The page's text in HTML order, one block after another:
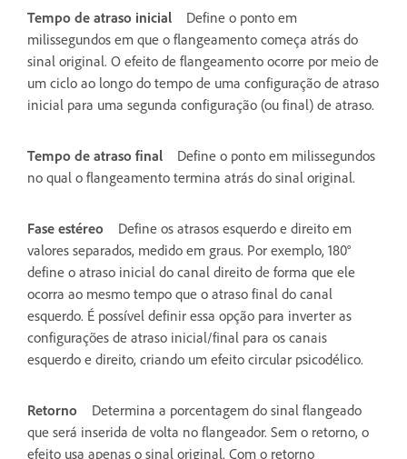
Tempo de atraso inicial
Define o ponto em
milissegundos em que o flangeamento começa atrás do
sinal original. O efeito de flangeamento ocorre por meio de
um ciclo ao longo do tempo de uma configuração de atraso
inicial para uma segunda configuração (ou final) de atraso.
Tempo de atraso final
Define o ponto em milissegundos
no qual o flangeamento termina atrás do sinal original.
Fase estéreo
Define os atrasos esquerdo e direito em
valores separados, medido em graus. Por exemplo, 180°
define o atraso inicial do canal direito de forma que ele
ocorra ao mesmo tempo que o atraso final do canal
esquerdo. É possível definir essa opção para inverter as
configurações de atraso inicial/final para os canais
esquerdo e direito, criando um efeito circular psicodélico.
Retorno
Determina a porcentagem do sinal flangeado
que será inserida de volta no flangeador. Sem o retorno, o
efeito usa apenas o sinal original. Com o retorno